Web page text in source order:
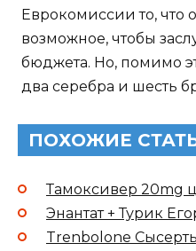
Еврокомиссии то, что
возможное, чтобы
бюджета. Но, помимо
два серебра и шесть
ПОХОЖИЕ
Тамоксивер 20mg
Энантат + Турик
Trenbolone Сысерть